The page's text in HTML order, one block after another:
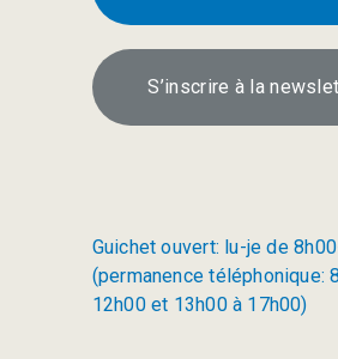
S’inscrire à la
Guichet ouvert: lu-je de
(permanence téléphonique:
12h00 et 13h00 à 17h00)